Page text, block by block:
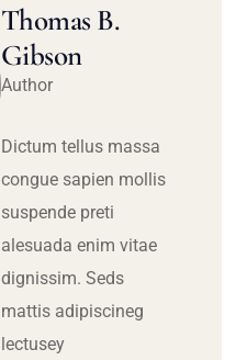
Thomas B.
Gibson
Author
Dictum tellus massa
congue sapien mollis
suspende preti
alesuada enim vitae
dignissim. Seds
mattis adipiscineg
lectusey